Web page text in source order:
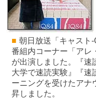
■ 朝日放送「キャスト-
番組内コーナー「アレ
が出演しました。『速
大学で速読実験』『速
ーニングを受けたアナ
昇しました。